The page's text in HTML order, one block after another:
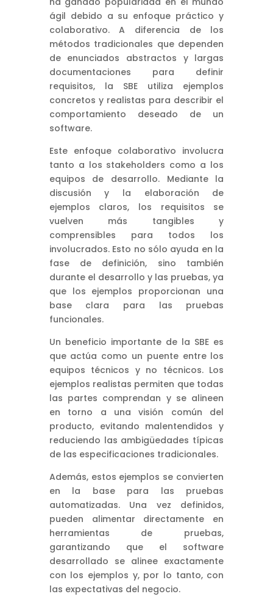
ágil debido a su enfoque práctico y
colaborativo. A diferencia de los
métodos tradicionales que dependen
de enunciados abstractos y largas
documentaciones para definir
requisitos, la SBE utiliza ejemplos
concretos y realistas para describir el
comportamiento deseado de un
software.
Este enfoque colaborativo involucra
tanto a los stakeholders como a los
equipos de desarrollo. Mediante la
discusión y la elaboración de
ejemplos claros, los requisitos se
vuelven más tangibles y
comprensibles para todos los
involucrados. Esto no sólo ayuda en la
fase de definición, sino también
durante el desarrollo y las pruebas, ya
que los ejemplos proporcionan una
base clara para las pruebas
funcionales.
Un beneficio importante de la SBE es
que actúa como un puente entre los
equipos técnicos y no técnicos. Los
ejemplos realistas permiten que todas
las partes comprendan y se alineen
en torno a una visión común del
producto, evitando malentendidos y
reduciendo las ambigüedades típicas
de las especificaciones tradicionales.
Además, estos ejemplos se convierten
en la base para las pruebas
automatizadas. Una vez definidos,
pueden alimentar directamente en
herramientas de pruebas,
garantizando que el software
desarrollado se alinee exactamente
con los ejemplos y, por lo tanto, con
las expectativas del negocio.